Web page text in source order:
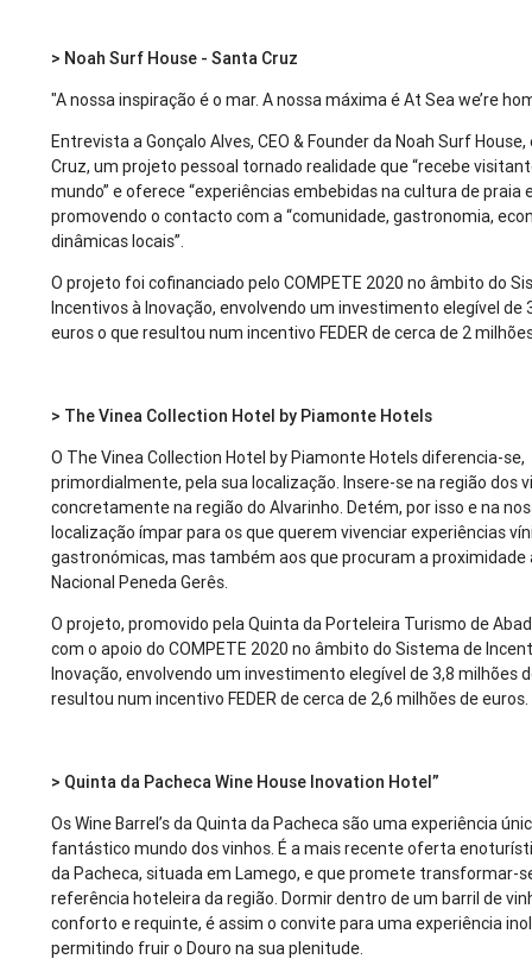
> Noah Surf House - Santa Cruz
"A nossa inspiração é o mar. A nossa máxima é At Sea we’re
Entrevista a Gonçalo Alves, CEO & Founder da Noah Surf
Cruz, um projeto pessoal tornado realidade que “recebe
mundo” e oferece “experiências embebidas na cultura de praia
promovendo o contacto com a “comunidade, gastronomia,
dinâmicas locais”.
O projeto foi cofinanciado pelo COMPETE 2020 no âmbito do
Incentivos à Inovação, envolvendo um investimento elegível de
euros o que resultou num incentivo FEDER de cerca de 2
> The Vinea Collection Hotel by Piamonte Hotels
O The Vinea Collection Hotel by Piamonte Hotels diferencia-se,
primordialmente, pela sua localização. Insere-se na região dos
concretamente na região do Alvarinho. Detém, por isso e na
localização ímpar para os que querem vivenciar experiências
gastronómicas, mas também aos que procuram a proximidade
Nacional Peneda Gerês.
O projeto, promovido pela Quinta da Porteleira Turismo de
com o apoio do COMPETE 2020 no âmbito do Sistema de
Inovação, envolvendo um investimento elegível de 3,8 milhões
resultou num incentivo FEDER de cerca de 2,6 milhões de euros.
> Quinta da Pacheca Wine House Inovation Hotel”
Os Wine Barrel’s da Quinta da Pacheca são uma experiência
fantástico mundo dos vinhos. É a mais recente oferta
da Pacheca, situada em Lamego, e que promete transformar-
referência hoteleira da região. Dormir dentro de um barril de
conforto e requinte, é assim o convite para uma experiência
permitindo fruir o Douro na sua plenitude.